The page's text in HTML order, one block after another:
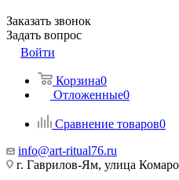
Заказать звонок
Задать вопрос
Войти
Корзина0
Отложенные0
Сравнение товаров0
info@art-ritual76.ru
г. Гаврилов-Ям, улица